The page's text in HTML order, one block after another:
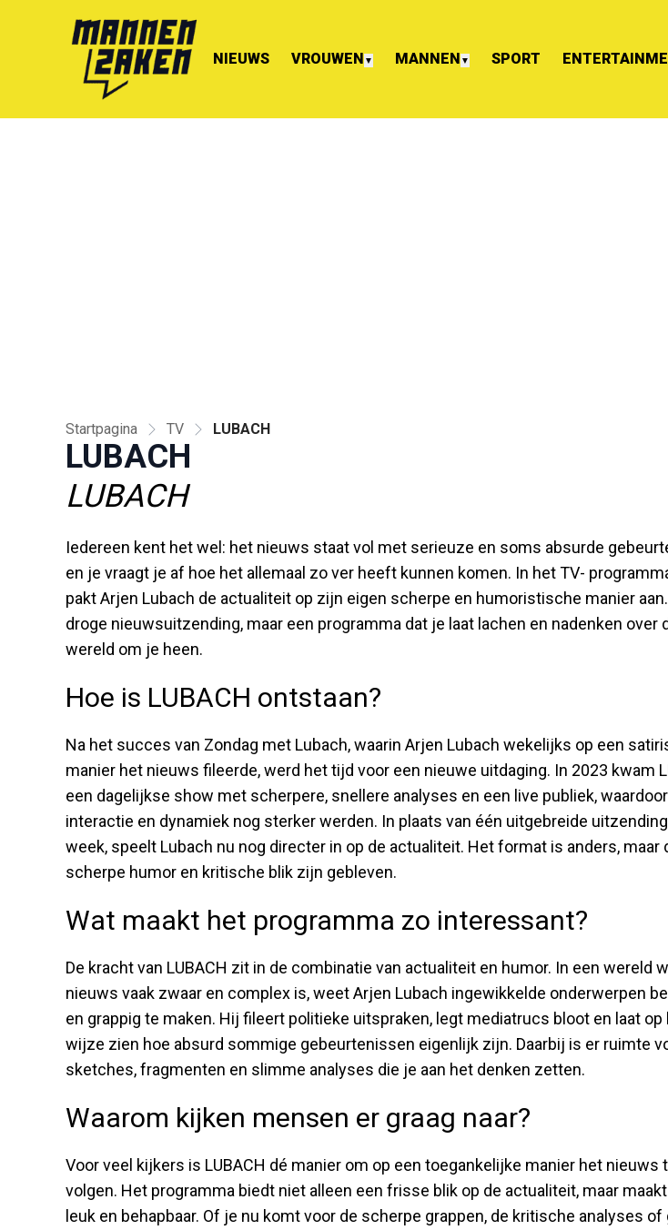
NIEUWS VROUWEN ▼ MANNEN ▼ SPORT
Startpagina TV LUBACH
LUBACH
LUBACH
Iedereen kent het wel: het nieuws staat vol met serieuze en soms absurde
en je vraagt je af hoe het allemaal zo ver heeft kunnen komen. In het TV-
pakt Arjen Lubach de actualiteit op zijn eigen scherpe en humoristische manier
droge nieuwsuitzending, maar een programma dat je laat lachen en nadenken over
wereld om je heen.
Hoe is LUBACH ontstaan?
Na het succes van Zondag met Lubach, waarin Arjen Lubach wekelijks op een
manier het nieuws fileerde, werd het tijd voor een nieuwe uitdaging. In 2023 kwam
een dagelijkse show met scherpere, snellere analyses en een live publiek,
interactie en dynamiek nog sterker werden. In plaats van één uitgebreide
week, speelt Lubach nu nog directer in op de actualiteit. Het format is anders, maar
scherpe humor en kritische blik zijn gebleven.
Wat maakt het programma zo interessant?
De kracht van LUBACH zit in de combinatie van actualiteit en humor. In een wereld
nieuws vaak zwaar en complex is, weet Arjen Lubach ingewikkelde onderwerpen
en grappig te maken. Hij fileert politieke uitspraken, legt mediatrucs bloot en laat op
wijze zien hoe absurd sommige gebeurtenissen eigenlijk zijn. Daarbij is er ruimte
sketches, fragmenten en slimme analyses die je aan het denken zetten.
Waarom kijken mensen er graag naar?
Voor veel kijkers is LUBACH dé manier om op een toegankelijke manier het nieuws
volgen. Het programma biedt niet alleen een frisse blik op de actualiteit, maar
leuk en behapbaar. Of je nu komt voor de scherpe grappen, de kritische analyses of